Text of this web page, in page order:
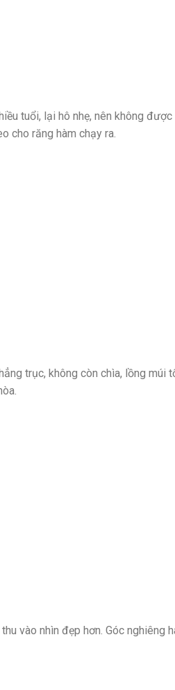
tuổi, lại hô nhẹ, nên không
cho răng hàm chạy ra.
trục, không còn chìa, lồng múi
vào nhìn đẹp hơn. Góc nghiêng